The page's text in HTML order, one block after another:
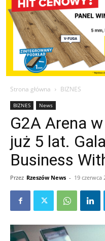
Strona główna BIZNES
BIZNES News
G2A Arena
już 5 lat.
Business
Przez Rzeszów News - 19 czerwca